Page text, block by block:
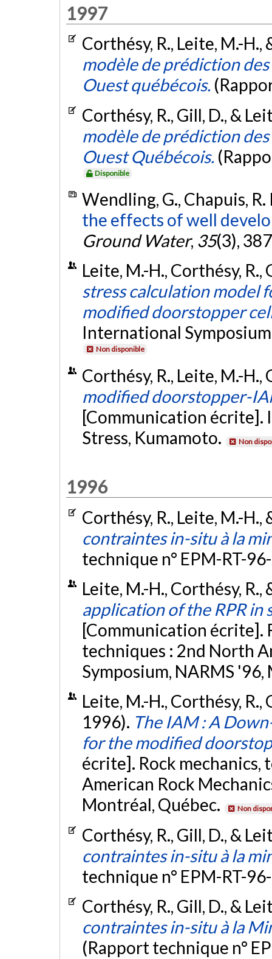
1997
Corthésy, R., Leite, M.-H.,
modèle de prédiction
Ouest québécois.
Corthésy, R., Gill, D., &
modèle de prédiction
Ouest Québécois.
Disponible
Wendling, G., Chapuis, R.
the effects of well
Ground Water, 35(3),
Leite, M.-H., Corthésy, R.,
stress calculation model
modified doorstopper
International
Non disponible
Corthésy, R., Leite, M.-H.,
modified doorstopper-
[Communication écrite].
Stress, Kumamoto.
Non
1996
Corthésy, R., Leite, M.-H.,
contraintes in-situ à la
technique n° EPM-RT-
Leite, M.-H., Corthésy,
application of the RPR
[Communication écrite].
techniques : 2nd North
Symposium, NARMS
Leite, M.-H., Corthésy,
1996). The IAM : A
for the modified
écrite]. Rock mechanics,
American Rock
Montréal, Québec.
Non
Corthésy, R., Gill, D., &
contraintes in-situ à la
technique n° EPM-RT-
Corthésy, R., Gill, D., &
contraintes in-situ à la
(Rapport technique n°